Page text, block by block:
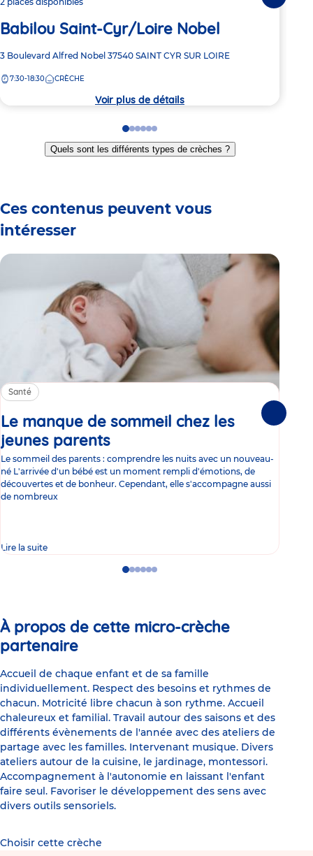
Babilou Saint-Cyr/Loire Nobel
Adresse
la
3 Boulevard Alfred Nobel 37540 SAINT CYR SUR LOIRE
7:30-18:30 CRÈCHE
Voir plus de détails
Go
to
slide
Go
to
slide
Go
to
slide
Go
to
slide
Go
to
slide
Go
to
slide
Quels sont les différents types de crèches ?
Ces contenus peuvent vous
intéresser
Santé
Le manque de sommeil chez les
jeunes parents
Le sommeil des parents : comprendre les nuits avec un nouveau-
né L'arrivée d'un bébé est un moment rempli d'émotions, de
découvertes et de bonheur. Cependant, elle s'accompagne aussi
de nombreux
Lire la suite
GoGoGoGo
GoGo
À propos de cette micro-crèche
partenaire
Accueil de chaque enfant et de sa famille
individuellement. Respect des besoins et rythmes de
chacun. Motricité libre chacun à son rythme. Accueil
chaleureux et familial. Travail autour des saisons et des
différents évènements de l'année avec des ateliers de
partage avec les familles. Intervenant musique. Divers
ateliers autour de la cuisine, le jardinage, montessori.
Accompagnement à l'autonomie en laissant l'enfant
faire seul. Favoriser le développement des sens avec
divers outils sensoriels.
Choisir cette crèche